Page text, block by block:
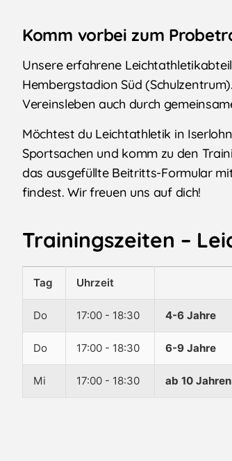
Komm vorbei zum
Unsere erfahrene
Hembergstadion Süd
Vereinsleben auch durch
Möchtest du Leichtathletik in
Sportsachen und komm zu den
das ausgefüllte Beitritts-Formular
findest. Wir freuen uns auf dich!
Trainingszeiten​ –
Tag Uhrzeit
Do 17:00 - 18:30 4-6 Jahre
Do 17:00 - 18:30 6-9 Jahre
Mi 17:00 - 18:30 ab 10 Jahren